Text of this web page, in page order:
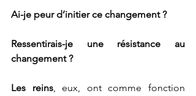
Ai-je peur d’initier ce changement ?
Ressentirais-je une résistance au
changement ?
Les reins, eux, ont comme fonction